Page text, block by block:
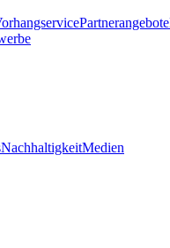
Partnerangebote
NachhaltigkeitMedien